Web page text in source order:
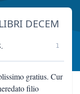
DECEM
1
gratius. Cur
filio